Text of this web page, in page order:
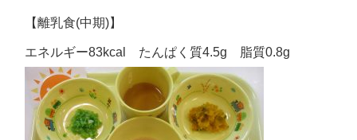
【離乳食(中期)】
エネルギー83kcal たんぱく質4.5g 脂質0.8g